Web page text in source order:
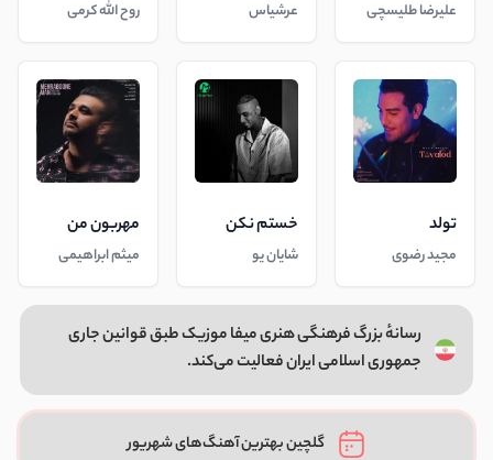
علیرضا طلیسچی عرشیاس روح الله کرمی
تولد
مجید رضوی
خستم نکن
شایان یو
مهربون من
میثم ابراهیمی
رسانهٔ بزرگ فرهنگی هنری میفا موزیک طبق قوانین جاری
جمهوری اسلامی ایران فعالیت می‌کند.
گلچین بهترین آهنگ‌های شهریور